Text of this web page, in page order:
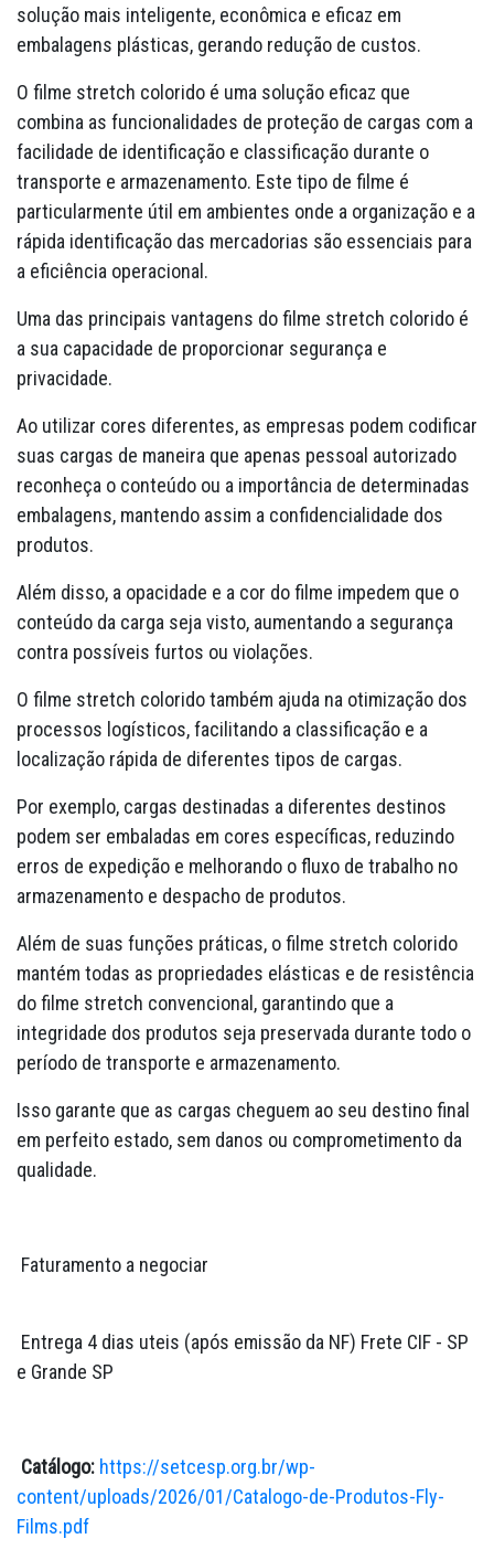
solução mais inteligente, econômica e eficaz em
embalagens plásticas, gerando redução de custos.
O filme stretch colorido é uma solução eficaz que
combina as funcionalidades de proteção de cargas com a
facilidade de identificação e classificação durante o
transporte e armazenamento. Este tipo de filme é
particularmente útil em ambientes onde a organização e a
rápida identificação das mercadorias são essenciais para
a eficiência operacional.
Uma das principais vantagens do filme stretch colorido é
a sua capacidade de proporcionar segurança e
privacidade.
Ao utilizar cores diferentes, as empresas podem codificar
suas cargas de maneira que apenas pessoal autorizado
reconheça o conteúdo ou a importância de determinadas
embalagens, mantendo assim a confidencialidade dos
produtos.
Além disso, a opacidade e a cor do filme impedem que o
conteúdo da carga seja visto, aumentando a segurança
contra possíveis furtos ou violações.
O filme stretch colorido também ajuda na otimização dos
processos logísticos, facilitando a classificação e a
localização rápida de diferentes tipos de cargas.
Por exemplo, cargas destinadas a diferentes destinos
podem ser embaladas em cores específicas, reduzindo
erros de expedição e melhorando o fluxo de trabalho no
armazenamento e despacho de produtos.
Além de suas funções práticas, o filme stretch colorido
mantém todas as propriedades elásticas e de resistência
do filme stretch convencional, garantindo que a
integridade dos produtos seja preservada durante todo o
período de transporte e armazenamento.
Isso garante que as cargas cheguem ao seu destino final
em perfeito estado, sem danos ou comprometimento da
qualidade.
Faturamento a negociar
Entrega 4 dias uteis (após emissão da NF) Frete CIF - SP
e Grande SP
Catálogo: https://setcesp.org.br/wp-
content/uploads/2026/01/Catalogo-de-Produtos-Fly-
Films.pdf